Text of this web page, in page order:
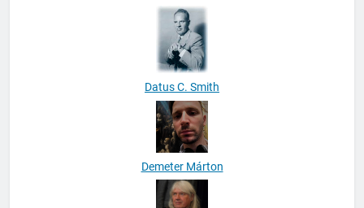
Csóka György
Datus C. Smith
Demeter Márton